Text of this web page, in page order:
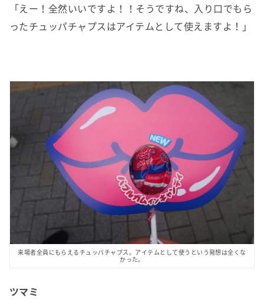
「えー！全然いいですよ！！そうですね、入り口でもら
ったチュッパチャプスはアイテムとして使えますよ！」
来場者全員にもらえるチュッパチャプス。アイテムとして使うという発想は全くな
かった。
ツマミ